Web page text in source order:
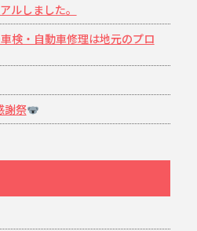
ルしました。
検・自動車修理は地元のプロ
謝祭